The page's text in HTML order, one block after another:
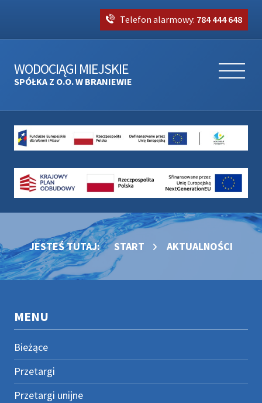
Telefon alarmowy: 784 444 648
WODOCIĄGI MIEJSKIE
SPÓŁKA Z O.O. W BRANIEWIE
JESTEŚ TUTAJ: START AKTUALNOŚCI
MENU
Bieżące
Przetargi
Przetargi unijne